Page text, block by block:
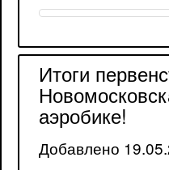
Итоги
аэробике!
Добавлено